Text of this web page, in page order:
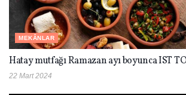
MEKÂNLAR
Hatay mutfağı Ramazan ayı boyunca IST
22 Mart 2024